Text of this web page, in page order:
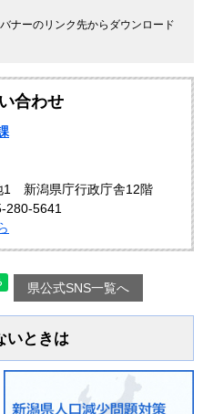
ナーのリンク先からダウンロード
合わせ
1 新潟県庁行政庁舎12階
280-5641
県公式SNS一覧へ
いときは